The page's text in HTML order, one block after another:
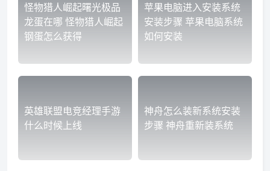
怪物猎人崛起曙光极品
龙蛋在哪 怪物猎人崛起
钢蛋怎么获得
苹果电脑进入安装系统
安装步骤 苹果电脑系统
如何安装
英雄联盟电竞经理手游
什么时候上线
神舟怎么装新系统安装
步骤 神舟重新装系统